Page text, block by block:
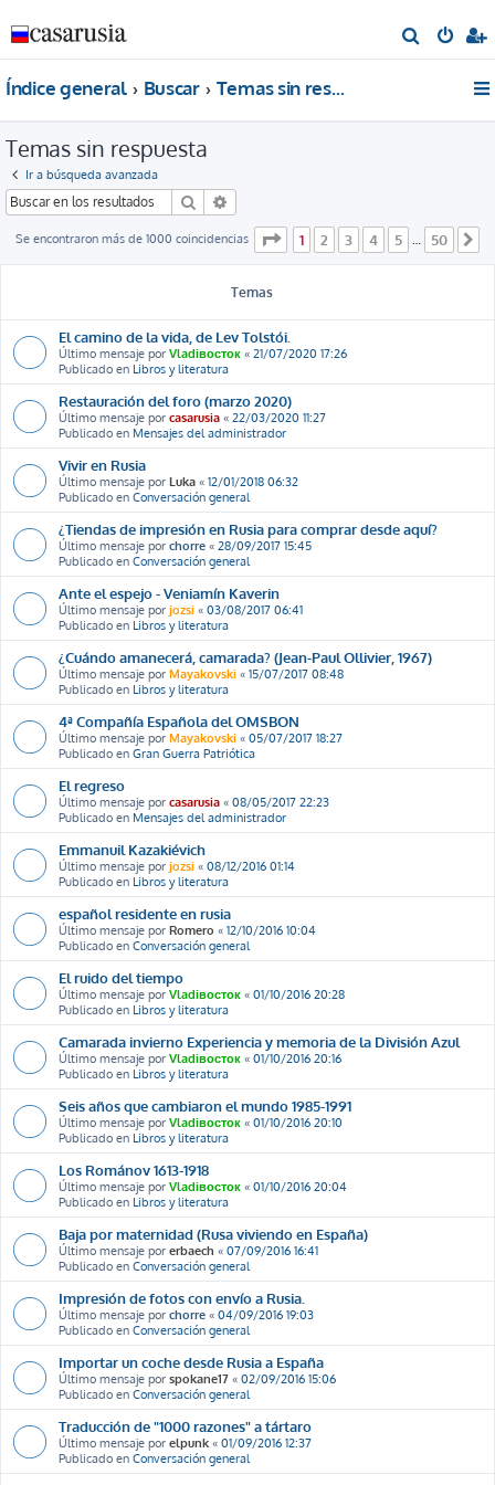
u
Índice general Buscar Temas sin respuesta
Temas sin respuesta
Ir a búsqueda avanzada
Buscar
Se encontraron más de 1000 coincidencias Página de 50
1 2 3 4 5 50
Temas
El camino de la vida, de Lev Tolstói.
Último mensaje por Vladiвосток « 21/07/2020 17:26
Publicado en Libros y literatura
Restauración del foro (marzo 2020)
Último mensaje por casarusia « 22/03/2020 11:27
Publicado en Mensajes del administrador
Vivir en Rusia
Último mensaje por Luka « 12/01/2018 06:32
Publicado en Conversación general
¿Tiendas de impresión en Rusia para comprar desde aquí?
Último mensaje por chorre « 28/09/2017 15:45
Publicado en Conversación general
Ante el espejo - Veniamín Kaverin
Último mensaje por jozsi « 03/08/2017 06:41
Publicado en Libros y literatura
¿Cuándo amanecerá, camarada? (Jean-Paul Ollivier, 1967)
Último mensaje por Mayakovski « 15/07/2017 08:48
Publicado en Libros y literatura
4ª Compañía Española del OMSBON
Último mensaje por Mayakovski « 05/07/2017 18:27
Publicado en Gran Guerra Patriótica
El regreso
Último mensaje por casarusia « 08/05/2017 22:23
Publicado en Mensajes del administrador
Emmanuil Kazakiévich
Último mensaje por jozsi « 08/12/2016 01:14
Publicado en Libros y literatura
español residente en rusia
Último mensaje por Romero « 12/10/2016 10:04
Publicado en Conversación general
El ruido del tiempo
Último mensaje por Vladiвосток « 01/10/2016 20:28
Publicado en Libros y literatura
Camarada invierno Experiencia y memoria de la División Azul
Último mensaje por Vladiвосток « 01/10/2016 20:16
Publicado en Libros y literatura
Seis años que cambiaron el mundo 1985-1991
Último mensaje por Vladiвосток « 01/10/2016 20:10
Publicado en Libros y literatura
Los Románov 1613-1918
Último mensaje por Vladiвосток « 01/10/2016 20:04
Publicado en Libros y literatura
Baja por maternidad (Rusa viviendo en España)
Último mensaje por erbaech « 07/09/2016 16:41
Publicado en Conversación general
Impresión de fotos con envío a Rusia.
Último mensaje por chorre « 04/09/2016 19:03
Publicado en Conversación general
Importar un coche desde Rusia a España
Último mensaje por spokane17 « 02/09/2016 15:06
Publicado en Conversación general
Traducción de "1000 razones" a tártaro
Último mensaje por elpunk « 01/09/2016 12:37
Publicado en Conversación general